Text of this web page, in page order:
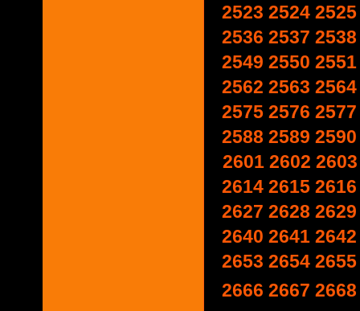
2523 2524 2525
2536 2537 2538
2549 2550 2551
2562 2563 2564
2575 2576 2577
2588 2589 2590
2601 2602 2603
2614 2615 2616
2627 2628 2629
2640 2641 2642
2653 2654 2655
2666 2667 2668